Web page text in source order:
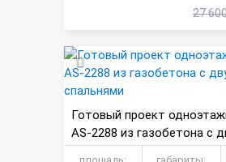
27
Готовый проект
AS-2288 из газобетона с